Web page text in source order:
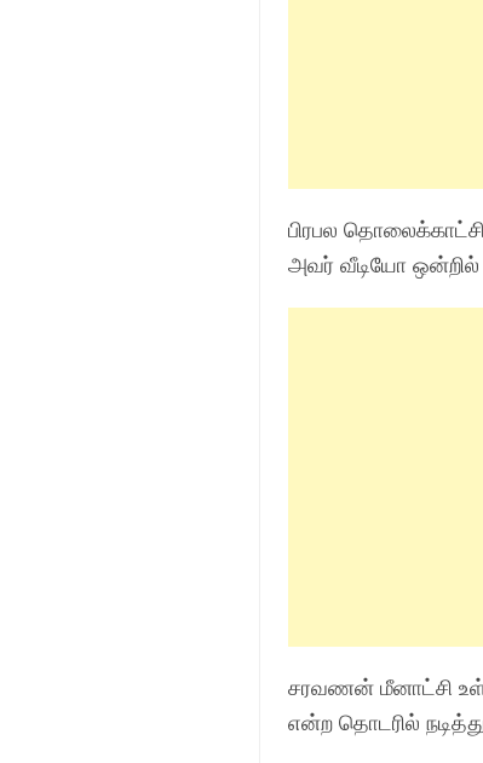
பிரபல
அவர் வீடியோ ஒன்றில்
சரவணன் மீனாட்சி
என்ற தொடரில்